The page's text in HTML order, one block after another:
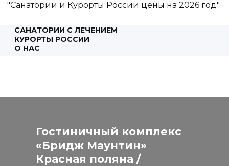
"Санатории и Курорты России цены на 2026 год"
САНАТОРИИ С ЛЕЧЕНИЕМ
КУРОРТЫ РОССИИ
О НАС
Гостиничный комплекс
«Бридж Маунтин»
Красная поляна /